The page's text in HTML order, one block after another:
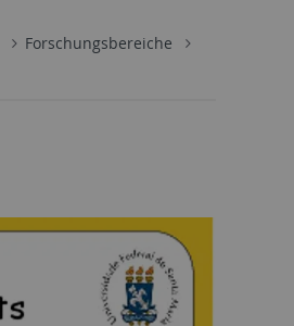
Forschungsbereiche